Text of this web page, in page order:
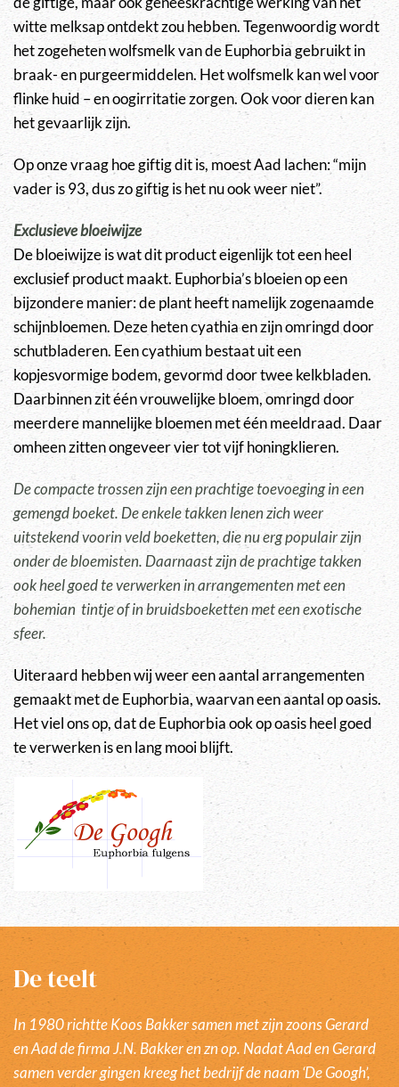
witte melksap ontdekt zou hebben. Tegenwoordig wordt
het zogeheten wolfsmelk van de Euphorbia gebruikt in
braak- en purgeermiddelen. Het wolfsmelk kan wel voor
flinke huid – en oogirritatie zorgen. Ook voor dieren kan
het gevaarlijk zijn.
Op onze vraag hoe giftig dit is, moest Aad lachen: “mijn
vader is 93, dus zo giftig is het nu ook weer niet”.
Exclusieve bloeiwijze
De bloeiwijze is wat dit product eigenlijk tot een heel
exclusief product maakt. Euphorbia’s bloeien op een
bijzondere manier: de plant heeft namelijk zogenaamde
schijnbloemen. Deze heten cyathia en zijn omringd door
schutbladeren. Een cyathium bestaat uit een
kopjesvormige bodem, gevormd door twee kelkbladen.
Daarbinnen zit één vrouwelijke bloem, omringd door
meerdere mannelijke bloemen met één meeldraad. Daar
omheen zitten ongeveer vier tot vijf honingklieren.
De compacte trossen zijn een prachtige toevoeging in een
gemengd boeket. De enkele takken lenen zich weer
uitstekend voorin veld boeketten, die nu erg populair zijn
onder de bloemisten. Daarnaast zijn de prachtige takken
ook heel goed te verwerken in arrangementen met een
bohemian tintje of in bruidsboeketten met een exotische
sfeer.
Uiteraard hebben wij weer een aantal arrangementen
gemaakt met de Euphorbia, waarvan een aantal op oasis.
Het viel ons op, dat de Euphorbia ook op oasis heel goed
te verwerken is en lang mooi blijft.
De teelt
In 1980 richtte Koos Bakker samen met zijn zoons Gerard
en Aad de firma J.N. Bakker en zn op. Nadat Aad en Gerard
samen verder gingen kreeg het bedrijf de naam ‘De Googh’,